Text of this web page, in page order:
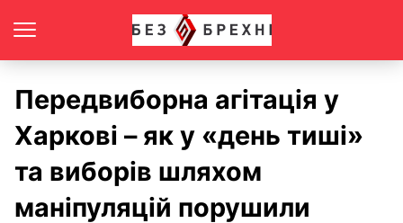
Передвиборна агітація у
Харкові – як у «день тиші»
та виборів шляхом
маніпуляцій порушили